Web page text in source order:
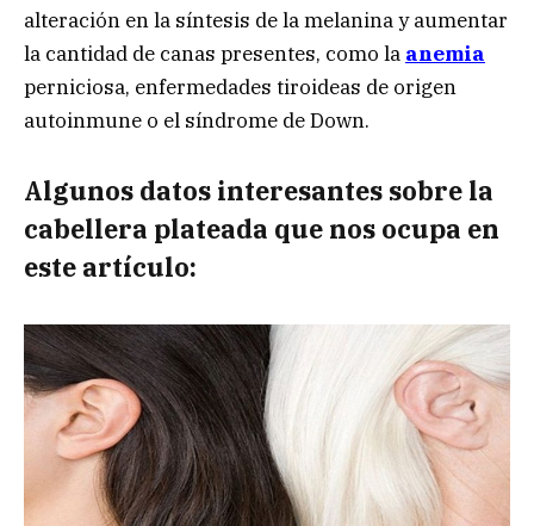
alteración en la síntesis de la melanina y aumentar
la cantidad de canas presentes, como la anemia
perniciosa, enfermedades tiroideas de origen
autoinmune o el síndrome de Down.
Algunos datos interesantes sobre la
cabellera plateada que nos ocupa en
este artículo: